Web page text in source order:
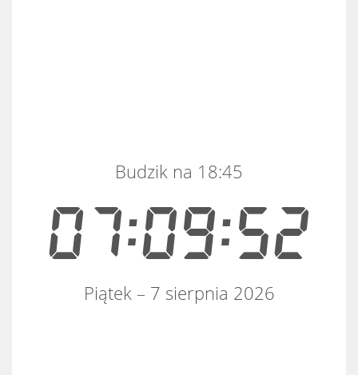
07:09:53
Budzik na 18:45
Piątek – 7 sierpnia 2026